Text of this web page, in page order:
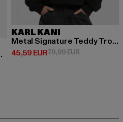
Teddy
99,99 EUR
KARL KANI
Metal Signature Teddy Troyer
45,59 EUR
Derzeitiger Preis: 45,59 EUR
79,99 EURAktionspreis: